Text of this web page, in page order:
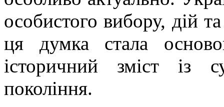
особистого вибору, дій
ця думка стала
історичний зміст із
покоління.